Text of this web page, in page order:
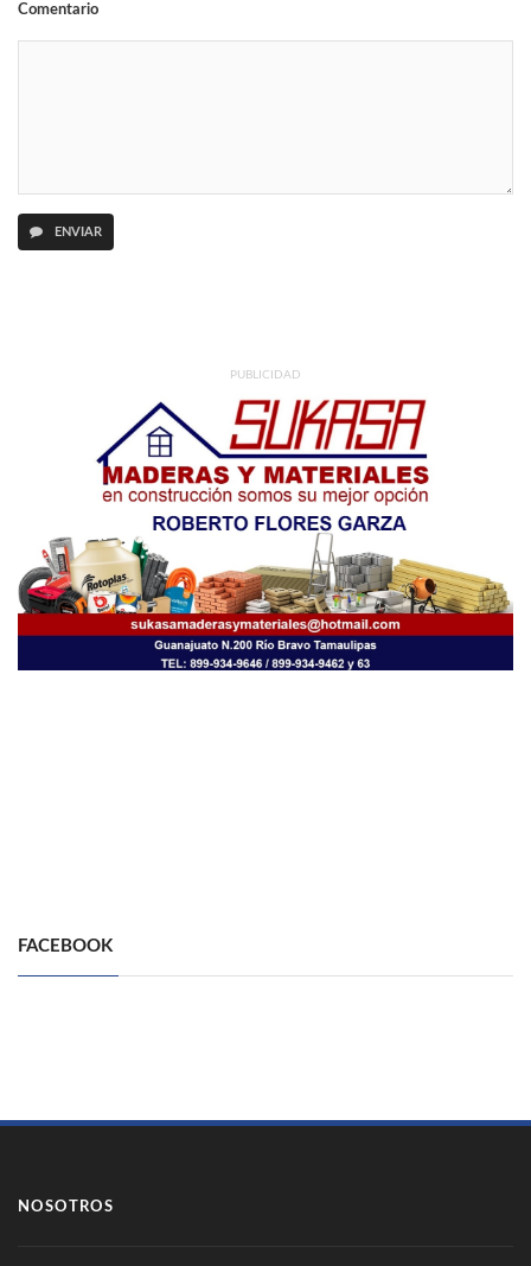
Comentario
ENVIAR
PUBLICIDAD
FACEBOOK
NOSOTROS